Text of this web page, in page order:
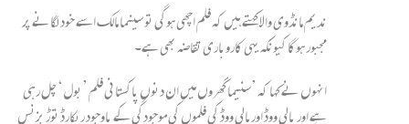
ندیم مانڈوی والا کہتے ہیں کہ فلم اچھی ہوگی تو سینما مالک اسے خود لگانے پر
مجبور ہوگا کیونکہ یہی کاروباری تقاضہ بھی ہے۔
انہوں نے کہا کہ ’سنیما گھروں میں ان دنوں پاکستانی فلم ’بول‘ چل رہی
ہے اور بالی ووڈ اور ہالی ووڈ کی فلموں کی موجودگی کے باوجود ریکارڈ توڑ بزنس